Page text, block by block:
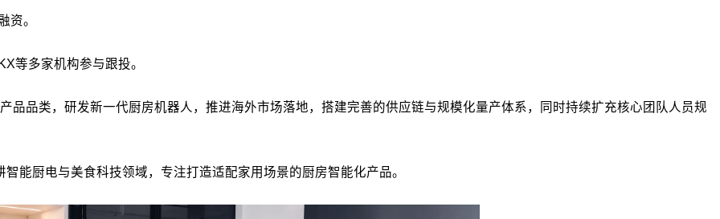
资。
等多家机构参与跟投。
品品类，研发新一代厨房机器人，推进海外市场落地，搭建完善的供应链与规模化量产体系，同时持续扩充核心团队人员规
能厨电与美食科技领域，专注打造适配家用场景的厨房智能化产品。